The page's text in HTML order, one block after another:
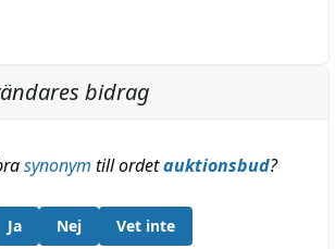
bidrag
synonym till ordetauktionsbud?
Ja Nej Vet inte